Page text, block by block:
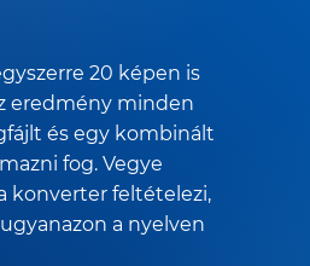
20 képen is
eredmény minden
és egy kombinált
fog. Vegye
konverter feltételezi,
a nyelven